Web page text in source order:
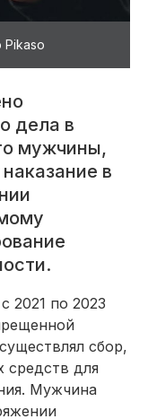
дела в
мужчины,
в
2021 по 2023
сбор,
средств для
Мужчина